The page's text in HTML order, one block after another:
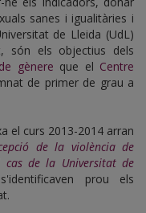
sanes i igualitàries i
de Lleida (UdL)
són els objectius dels
gènere que el Centre
de primer de grau a
el curs 2013-2014 arran
de la violència de
cas de la Universitat de
prou els